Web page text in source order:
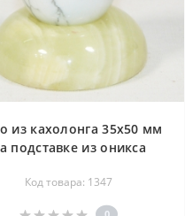
из кахолонга 35х50 мм
подставке из оникса
Код товара: 1347